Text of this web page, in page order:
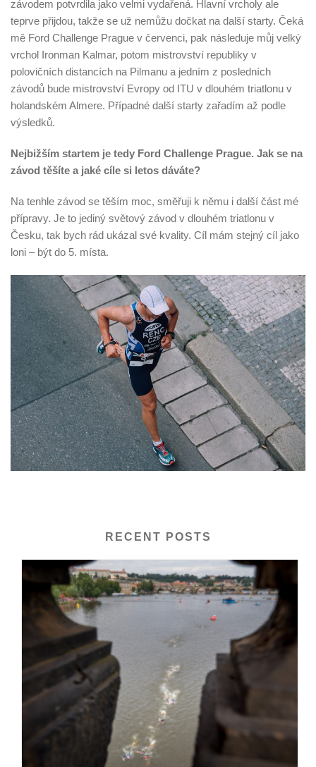
závodem potvrdila jako velmi vydařená. Hlavní vrcholy ale
teprve přijdou, takže se už nemůžu dočkat na další starty. Čeká
mě Ford Challenge Prague v červenci, pak následuje můj velký
vrchol Ironman Kalmar, potom mistrovství republiky v
polovičních distancích na Pilmanu a jedním z posledních
závodů bude mistrovství Evropy od ITU v dlouhém triatlonu v
holandském Almere. Případné další starty zařadím až podle
výsledků.
Nejbižším startem je tedy Ford Challenge Prague. Jak se na
závod těšíte a jaké cíle si letos dáváte?
Na tenhle závod se těším moc, směřuji k němu i další část mé
přípravy. Je to jediný světový závod v dlouhém triatlonu v
Česku, tak bych rád ukázal své kvality. Cíl mám stejný cíl jako
loni – být do 5. místa.
RECENT POSTS